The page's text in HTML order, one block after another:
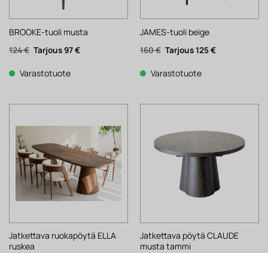
BROOKE-tuoli musta
124€ Alkuperäinen
hinta
124 €.
97€Nykyinen
Varastotuote
JAMES-tuoli beige
160€ Alkuperäinen
hinta
160 €.
125€Nykyinen
Varastotuote
Jatkettava ruokapöytä ELLA
ruskea
Jatkettava pöytä CLAUDE
musta tammi